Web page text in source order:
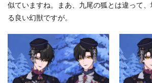
似ていますね。まあ、九尾の狐とは違って
る良い幻獣ですが。